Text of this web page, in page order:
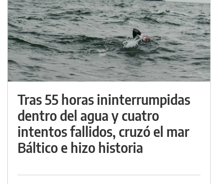
Tras 55 horas ininterrumpidas
dentro del agua y cuatro
intentos fallidos, cruzó el mar
Báltico e hizo historia